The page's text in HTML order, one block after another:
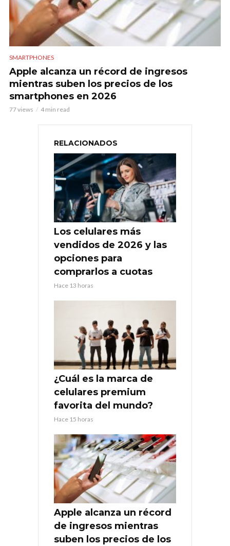
SMARTPHONES
Apple alcanza un récord de ingresos
mientras suben los precios de los
smartphones en 2026
77 views 4 min read
RELACIONADOS
Los celulares más
vendidos de 2026 y las
opciones para
comprarlos a cuotas
Hace 13 horas
¿Cuál es la marca de
celulares premium
favorita del mundo?
Hace 15 horas
Apple alcanza un récord
de ingresos mientras
suben los precios de los